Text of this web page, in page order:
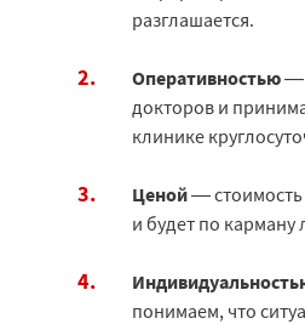
разглашается.
Оперативностью—
докторов и
клинике
Ценой— стоимость
и будет по
понимаем, что